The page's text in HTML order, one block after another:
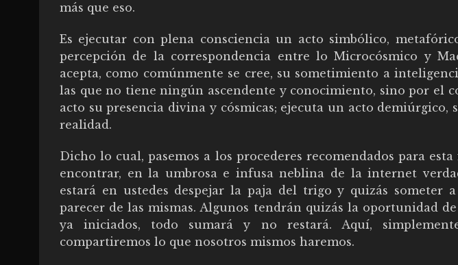
más que eso.
Es ejecutar con plena consciencia un acto simbólico,
percepción de la correspondencia entre lo Microcósmico y
acepta, como comúnmente se cree, su sometimiento a
las que no tiene ningún ascendente y conocimiento, sino por el
acto su presencia divina y cósmicas; ejecuta un acto demiúrgico,
realidad.
Dicho lo cual, pasemos a los procederes recomendados para
encontrar, en la umbrosa e infusa neblina de la internet
estará en ustedes despejar la paja del trigo y quizás someter
parecer de las mismas. Algunos tendrán quizás la oportunidad
ya iniciados, todo sumará y no restará. Aquí,
compartiremos lo que nosotros mismos haremos.